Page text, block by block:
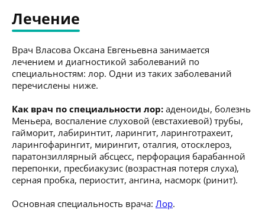
Лечение
Врач Власова Оксана Евгеньевна занимается
лечением и диагностикой заболеваний по
специальностям: лор. Одни из таких заболеваний
перечислены ниже.
Как врач по специальности лор: аденоиды, болезнь
Меньера, воспаление слуховой (евстахиевой) трубы,
гайморит, лабиринтит, ларингит, ларинготрахеит,
ларингофарингит, мирингит, оталгия, отосклероз,
паратонзиллярный абсцесс, перфорация барабанной
перепонки, пресбиакузис (возрастная потеря слуха),
серная пробка, периостит, ангина, насморк (ринит).
Основная специальность врача: Лор.